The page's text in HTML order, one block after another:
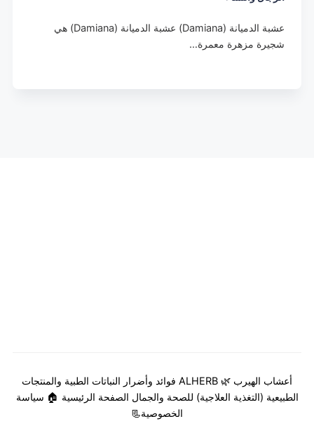
عشبة الدميانة (Damiana) عشبة الدميانة (Damiana) هي
شجيرة مزهرة معمرة…
أعشاب الهيرب 🌿 ALHERB فوائد وأضرار النباتات الطبية والمنتجات
الطبيعية (التغذية العلاجية) للصحة والجمال الصفحة الرئيسية 🏠 سياسة
الخصوصية📃